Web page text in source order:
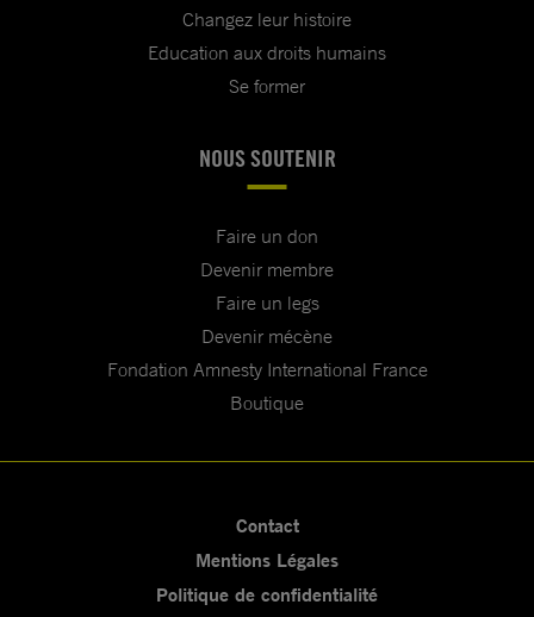
Changez leur histoire
Education aux droits humains
Se former
NOUS SOUTENIR
Faire un don
Devenir membre
Faire un legs
Devenir mécène
Fondation Amnesty International France
Boutique
Contact
Mentions Légales
Politique de confidentialité